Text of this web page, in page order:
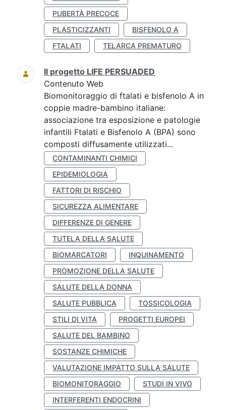
PUBERTÀ PRECOCE
PLASTICIZZANTI
BISFENOLO A
FTALATI
TELARCA PREMATURO
Il progetto LIFE PERSUADED
Contenuto Web
Biomonitoraggio di ftalati e bisfenolo A in
coppie madre-bambino italiane:
associazione tra esposizione e patologie
infantili Ftalati e Bisfenolo A (BPA) sono
composti diffusamente utilizzati...
CONTAMINANTI CHIMICI
EPIDEMIOLOGIA
FATTORI DI RISCHIO
SICUREZZA ALIMENTARE
DIFFERENZE DI GENERE
TUTELA DELLA SALUTE
BIOMARCATORI
INQUINAMENTO
PROMOZIONE DELLA SALUTE
SALUTE DELLA DONNA
SALUTE PUBBLICA
TOSSICOLOGIA
STILI DI VITA
PROGETTI EUROPEI
SALUTE DEL BAMBINO
SOSTANZE CHIMICHE
VALUTAZIONE IMPATTO SULLA SALUTE
BIOMONITORAGGIO
STUDI IN VIVO
INTERFERENTI ENDOCRINI